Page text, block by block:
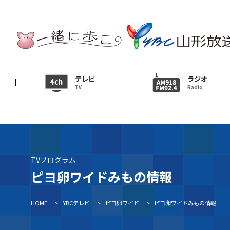
テレビ
TV
ラジオ
Radio
テレビ
ニュース
News
ＹＢＣオンデマンド
TVプログラム
ピヨ卵ワイドみもの情報
HOME > YBCテレビ > ピヨ卵ワイド > ピヨ卵ワイドみもの情報